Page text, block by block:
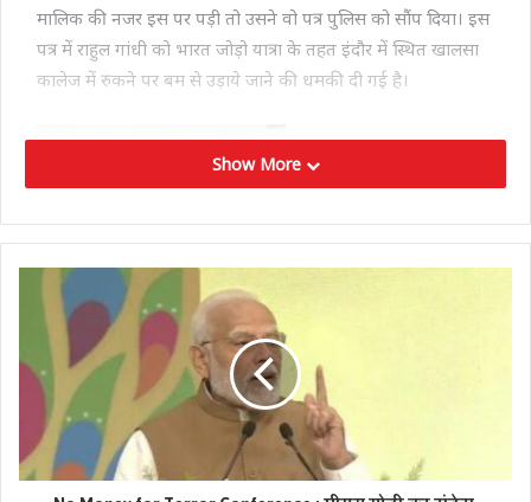
मालिक की नजर इस पर पड़ी तो उसने वो पत्र पुलिस को सौंप दिया। इस
पत्र में राहुल गांधी को भारत जोड़ो यात्रा के तहत इंदौर में स्थित खालसा
कालेज में रुकने पर बम से उड़ाये जाने की धमकी दी गई है।
Show More